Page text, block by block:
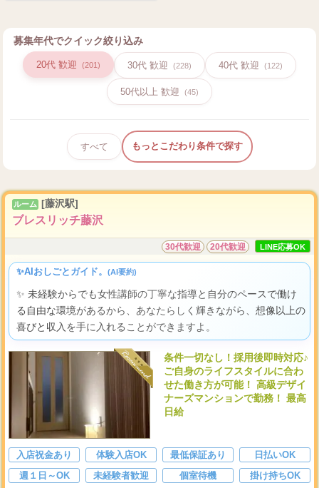
募集年代でクイック絞り込み
20代 歓迎 (201) 30代 歓迎 (228) 40代 歓迎 (122)
50代以上 歓迎 (45)
すべて もっとこだわり条件で探す
ルーム [藤沢駅]
ブレスリッチ藤沢
30代歓迎 20代歓迎 LINE応募OK
✨AIおしごとガイド。 (AI要約)
✨ 未経験からでも女性講師の丁寧な指導と自分のペースで働け
る自由な環境があるから、あなたらしく輝きながら、想像以上の
喜びと収入を手に入れることができますよ。
条件一切なし！採用後即時対応♪
ご自身のライフスタイルに合わ
せた働き方が可能！ 高級デザイ
ナーズマンションで勤務！ 最高
日給
入店祝金あり 体験入店OK 最低保証あり
日払いOK
週１日～OK
未経験者歓迎 個室待機
掛け持ちOK